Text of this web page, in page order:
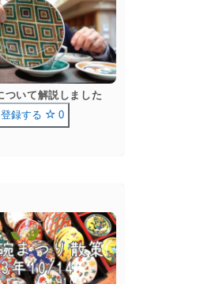
ついて解説しました
録する
0